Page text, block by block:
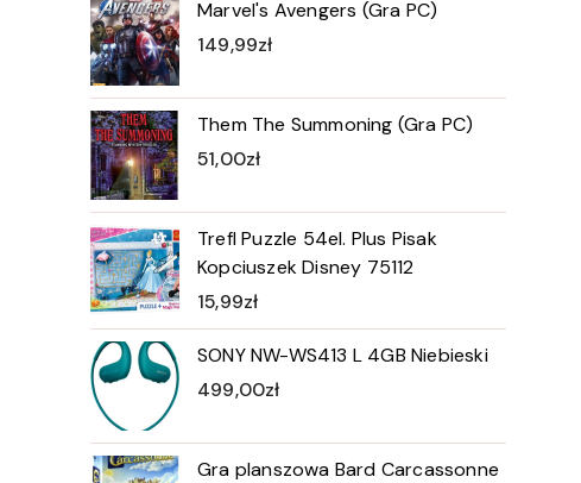
Marvel's Avengers (Gra PC)
149,99zł
Them The Summoning (Gra PC)
51,00zł
Trefl Puzzle 54el. Plus Pisak
Kopciuszek Disney 75112
15,99zł
SONY NW-WS413 L 4GB Niebieski
499,00zł
Gra planszowa Bard Carcassonne